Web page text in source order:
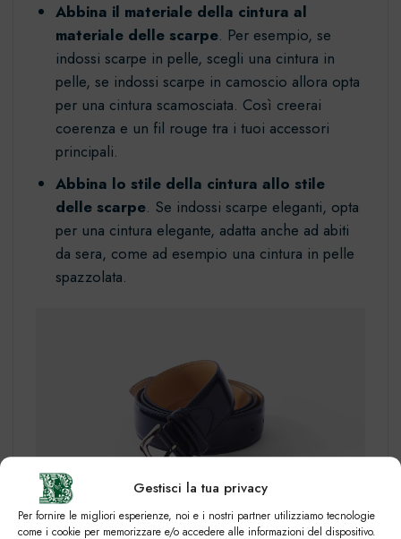
Gestisci la tua privacy
Per fornire le migliori esperienze, noi e i nostri partner utilizziamo tecnologie
come i cookie per memorizzare e/o accedere alle informazioni del dispositivo.
Abbina il materiale della cintura al
materiale delle scarpe. Per esempio, se
indossi scarpe in pelle, scegli una cintura in
pelle, se indossi scarpe in camoscio allora opta
per una cintura scamosciata. Così creerai
coerenza e un fil rouge tra i tuoi accessori
principali.
Abbina lo stile della cintura allo stile
delle scarpe. Se indossi scarpe eleganti, opta
per una cintura elegante, adatta anche ad abiti
da sera, come ad esempio una cintura in pelle
spazzolata.